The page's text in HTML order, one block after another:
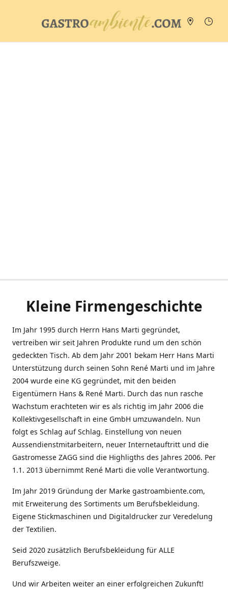
Kleine Firmengeschichte
Im Jahr 1995 durch Herrn Hans Marti gegründet,
vertreiben wir seit Jahren Produkte rund um den schön
gedeckten Tisch. Ab dem Jahr 2001 bekam Herr Hans Marti
Unterstützung durch seinen Sohn René Marti und im Jahre
2004 wurde eine KG gegründet, mit den beiden
Eigentümern Hans & René Marti. Durch das nun rasche
Wachstum erachteten wir es als richtig im Jahr 2006 die
Kollektivgesellschaft in eine GmbH umzuwandeln. Nun
folgt es Schlag auf Schlag. Einstellung von neuen
Aussendienstmitarbeitern, neuer Internetauftritt und die
Gastromesse ZAGG sind die Highligths des Jahres 2006. Per
1.1. 2013 übernimmt René Marti die volle Verantwortung.
Im Jahr 2019 Gründung der Marke gastroambiente.com,
mit Erweiterung des Sortiments um Berufsbekleidung.
Eigene Stickmaschinen und Digitaldrucker zur Veredelung
der Textilien.
Seid 2020 zusätzlich Berufsbekleidung für ALLE
Berufszweige.
Und wir Arbeiten weiter an einer erfolgreichen Zukunft!